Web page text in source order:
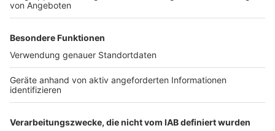
Bahnradfahrerinnen Emma Hinze und Lea Sophie
Friedrich. Das Duo tritt im Sprint an.
Am Nachmittag wird der Olympiasieger im
steht, wird sich zeigen. Im Wasserball und
Volleyball werden die Medaillen ohne deutsche
Beteiligung vergeben.
Autor: Joachim Schultheis (mit dpa)